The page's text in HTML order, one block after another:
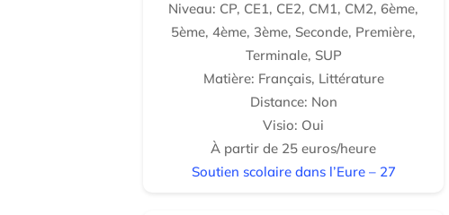
Niveau: CP, CE1, CE2, CM1, CM2, 6ème,
5ème, 4ème, 3ème, Seconde, Première,
Terminale, SUP
Matière: Français, Littérature
Distance: Non
Visio: Oui
À partir de 25 euros/heure
Soutien scolaire dans l’Eure – 27